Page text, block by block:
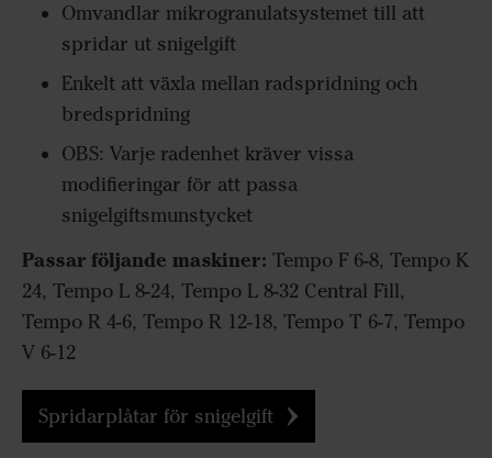
Omvandlar mikrogranulatsystemet till att
spridar ut snigelgift
Enkelt att växla mellan radspridning och
bredspridning
OBS: Varje radenhet kräver vissa
modifieringar för att passa
snigelgiftsmunstycket
Passar följande maskiner: Tempo F 6-8, Tempo K
24, Tempo L 8-24, Tempo L 8-32 Central Fill,
Tempo R 4-6, Tempo R 12-18, Tempo T 6-7, Tempo
V 6-12
Spridarplåtar för snigelgift